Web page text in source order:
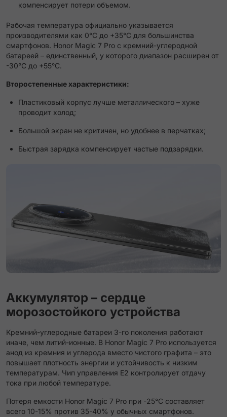
компенсирует потери объемом.
Рабочая температура официально указывается
производителями как 0°C до +35°C для большинства
смартфонов. Honor Magic 7 Pro с кремний-углеродной
батареей – единственный, у которого диапазон расширен от
-30°C до +55°C.
Второстепенные характеристики:
Пластиковый корпус лучше металлического – хуже
проводит холод;
Большой экран не критичен, но удобнее в перчатках;
Быстрая зарядка компенсирует частые подзарядки.
Аккумулятор – сердце
морозостойкого устройства
Кремний-углеродные батареи 3-го поколения работают
иначе, чем литий-ионные. В Honor Magic 7 Pro используется
анод из кремния и углерода вместо чистого графита – это
повышает плотность энергии и устойчивость к низким
температурам. Чип управления E2 контролирует отдачу
тока при любой температуре.
Потеря емкости Honor Magic 7 Pro при -25°C составляет
всего 10-15% против 35-40% у обычных смартфонов.